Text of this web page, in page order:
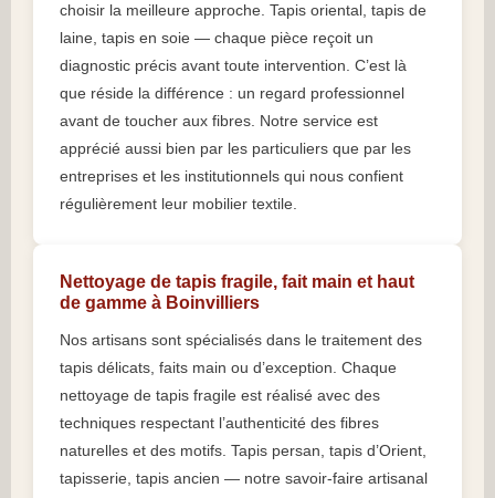
choisir la meilleure approche. Tapis oriental, tapis de
laine, tapis en soie — chaque pièce reçoit un
diagnostic précis avant toute intervention. C’est là
que réside la différence : un regard professionnel
avant de toucher aux fibres. Notre service est
apprécié aussi bien par les particuliers que par les
entreprises et les institutionnels qui nous confient
régulièrement leur mobilier textile.
Nettoyage de tapis fragile, fait main et haut
de gamme à Boinvilliers
Nos artisans sont spécialisés dans le traitement des
tapis délicats, faits main ou d’exception. Chaque
nettoyage de tapis fragile est réalisé avec des
techniques respectant l’authenticité des fibres
naturelles et des motifs. Tapis persan, tapis d’Orient,
tapisserie, tapis ancien — notre savoir-faire artisanal